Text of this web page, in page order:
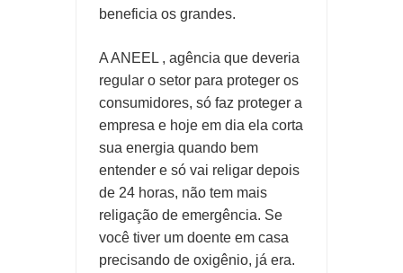
beneficia os grandes.
A ANEEL , agência que deveria
regular o setor para proteger os
consumidores, só faz proteger a
empresa e hoje em dia ela corta
sua energia quando bem
entender e só vai religar depois
de 24 horas, não tem mais
religação de emergência. Se
você tiver um doente em casa
precisando de oxigênio, já era.